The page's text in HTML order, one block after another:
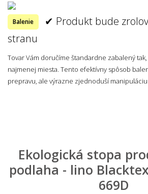
Balenie
✔ Produkt bude
stranu
Tovar Vám doručíme štandardne zabalený
najmenej miesta. Tento efektívny spôsob
prepravu, ale výrazne zjednoduší manipuláciu
Ekologická stopa
podlaha - lino
669D